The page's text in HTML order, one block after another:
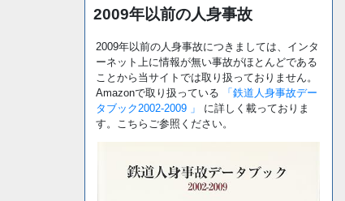
2009年以前の人身事故
2009年以前の人身事故につきましては、インタ
ーネット上に情報が無い事故がほとんどである
ことから当サイトでは取り扱っておりません。
Amazonで取り扱っている
「鉄道人身事故デー
タブック2002-2009 」
に詳しく載っておりま
す。こちらご参照ください。